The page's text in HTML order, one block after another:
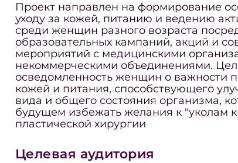
Проект направлен на формирование
уходу за кожей, питанию и ведению
среди женщин разного возраста
образовательных кампаний, акций и
мероприятий с медицинскими
некоммерческими объединениями.
осведомленность женщин о важности
кожей и питания, способствующего
вида и общего состояния организма,
будущем избежать желания к "уколам
пластической хирургии
Целевая аудитория